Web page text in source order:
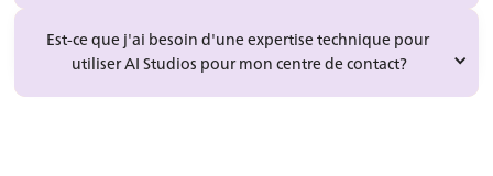
Est-ce que j'ai besoin d'une expertise technique pour
utiliser AI Studios pour mon centre de contact?